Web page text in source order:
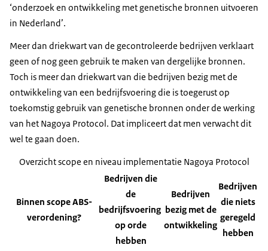
‘onderzoek en ontwikkeling met genetische bronnen uitvoeren
in Nederland’.
Meer dan driekwart van de gecontroleerde bedrijven verklaart
geen of nog geen gebruik te maken van dergelijke bronnen.
Toch is meer dan driekwart van die bedrijven bezig met de
ontwikkeling van een bedrijfsvoering die is toegerust op
toekomstig gebruik van genetische bronnen onder de werking
van het Nagoya Protocol. Dat impliceert dat men verwacht dit
wel te gaan doen.
Overzicht scope en niveau implementatie Nagoya Protocol
Binnen scope ABS-
verordening?
Bedrijven die
de
bedrijfsvoering
op orde
hebben
Bedrijven
bezig met de
ontwikkeling
Bedrijven
die niets
geregeld
hebben